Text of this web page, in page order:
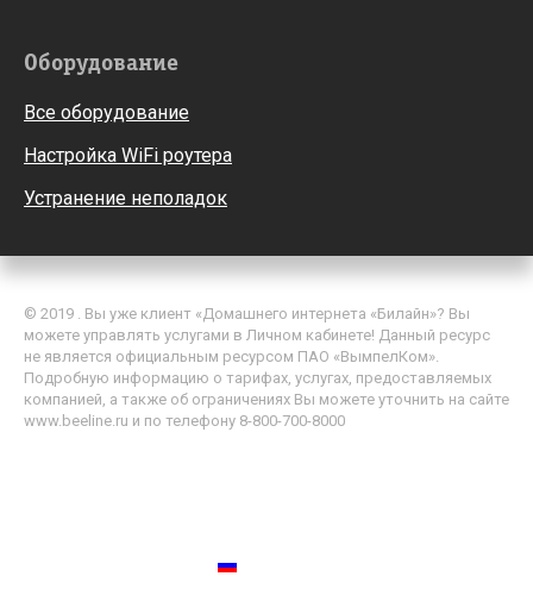
Оборудование
Все оборудование
Настройка WiFi роутера
Устранение неполадок
© 2019 . Вы уже клиент «Домашнего интернета «Билайн»? Вы
можете управлять услугами в Личном кабинете! Данный ресурс
не является официальным ресурсом ПАО «ВымпелКом».
Подробную информацию о тарифах, услугах, предоставляемых
компанией, а также об ограничениях Вы можете уточнить на сайте
www.beeline.ru и по телефону 8-800-700-8000